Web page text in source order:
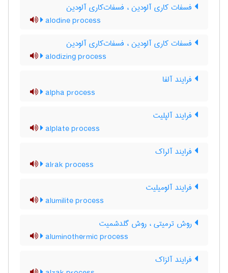
فسفات کاری آلودین ، فسفات‌کاری آلودین
alodine process
فسفات کاری آلودین ، فسفات‌کاری آلودین
alodizing process
فرایند آلفا
alpha process
فرایند آلپلیت
alplate process
فرایند آلراک
alrak process
فرایند آلومیلیت
alumilite process
روش ترمیتی ، روش گلدشمیت
aluminothermic process
فرایند آلزاک